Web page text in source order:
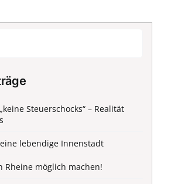
Steuerschocks“ – Realität
lebendige Innenstadt
Rheine möglich machen!